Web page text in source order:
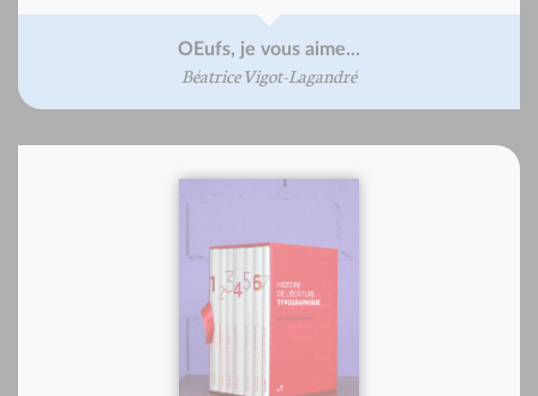
OEufs, je vous aime...
Béatrice Vigot-Lagandré